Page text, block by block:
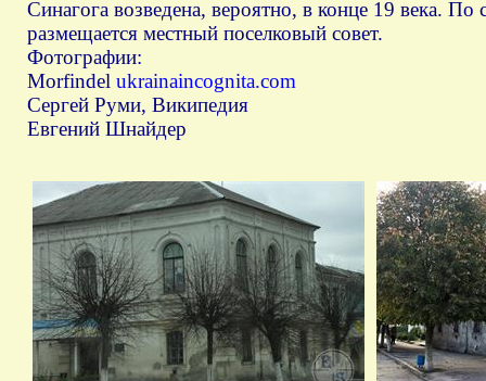
Синагога возведена, вероятно, в конце 19 века.
размещается местный поселковый совет.
Фотографии:
Morfindel ukrainaincognita.com
Сергей Руми, Википедия
Евгений Шнайдер